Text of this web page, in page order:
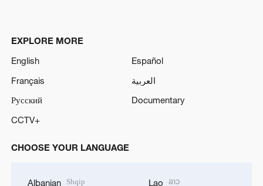
EXPLORE MORE
English
Español
Français
العربية
Русский
Documentary
CCTV+
CHOOSE YOUR LANGUAGE
Albanian Shqip Lao ລາວ